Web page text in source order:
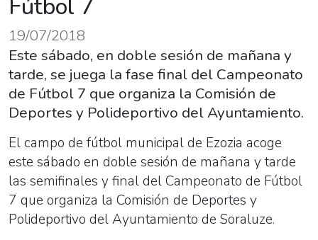
Fútbol 7
19/07/2018
Este sábado, en doble sesión de mañana y
tarde, se juega la fase final del Campeonato
de Fútbol 7 que organiza la Comisión de
Deportes y Polideportivo del Ayuntamiento.
El campo de fútbol municipal de Ezozia acoge
este sábado en doble sesión de mañana y tarde
las semifinales y final del Campeonato de Fútbol
7 que organiza la Comisión de Deportes y
Polideportivo del Ayuntamiento de Soraluze.